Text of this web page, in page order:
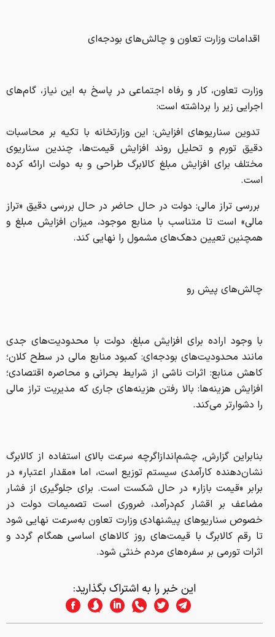
اقدامات وزارت تعاون و چالش‌های بودجه‌ای
وزارت تعاون، کار و رفاه اجتماعی در پاسخ به این نیاز، گام‌های
اجرایی زیر را برداشته است:
تدوین سناریوهای افزایش: این وزارتخانه با تکیه بر محاسبات
دقیق تورم و تحلیل روند افزایش قیمت‌ها، چندین سناریوی
مختلف برای افزایش مبلغ کالابرگ طراحی و به دولت ارائه کرده
است.
بررسی تراز مالی: دولت در حال حاضر در حال بررسی دقیق «تراز
مالی» است تا متناسب با منابع موجود، میزان افزایش مبلغ و
همچنین تعیین دهک‌های مشمول را نهایی کند.
چالش‌های پیش رو
با وجود اراده برای افزایش مبلغ، دولت با محدودیت‌های جدی
مانند محدودیت‌های بودجه‌ای: کمبود منابع مالی در سطح کلان؛
کاهش منابع: اثرات ناشی از شرایط بحرانی و محاصره اقتصادی؛
افزایش هزینه‌ها: بالا رفتن هزینه‌های جاری که مدیریت تراز مالی
را دشوارتر می‌کند.
بنابراین گزارش, چشم‌اندازاگرچه سرعت بالای استفاده از کالابرگ
نشان‌دهنده کارآمدی سیستم توزیع است، اما «مقدار اعتبار» در
برابر «قیمت بازار» در حال شکست است. برای جلوگیری از فشار
مضاعف بر اقشار کم‌درآمد، ضروری است تصمیمات دولت در
خصوص سناریوهای پیشنهادی وزارت تعاون به‌سرعت نهایی شود
تا رقم کالابرگ با قیمت‌های روز کالاهای اساسی همگام گردد و
اثرات تورمی بر سفره‌های مردم خنثی شود.
این خبر را به اشتراک بگذارید: